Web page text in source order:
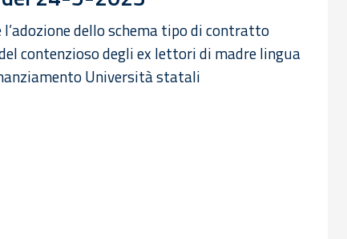
dello schema tipo di contratto
contenzioso degli ex lettori di madre lingua
Università statali